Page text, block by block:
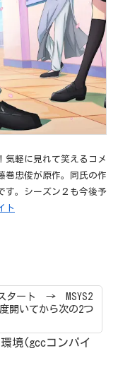
気軽に見れて笑えるコメ
巻忠俊が原作。同氏の作
す。シーズン２も今後予
ト
タート → MSYS2
開いてから次の2つ
環境(gccコンパイ